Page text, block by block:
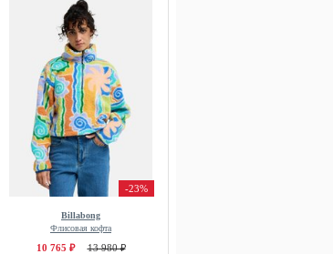
-23%
Billabong
Флисовая кофта
10 765 ₽ 13 980 ₽